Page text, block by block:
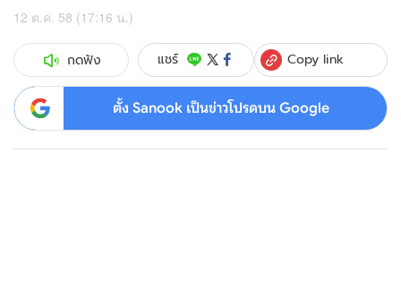
12 ต.ค. 58 (17:16 น.)
กดฟัง แชร์ Copy link
ตั้ง Sanook เป็นข่าวโปรดบน Google